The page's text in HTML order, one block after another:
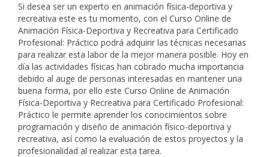
Si desea ser un experto en animación física-deportiva y
recreativa este es tu momento, con el Curso Online de
Animación Física-Deportiva y Recreativa para Certificado
Profesional: Práctico podrá adquirir las técnicas necesarias
para realizar esta labor de la mejor manera posible. Hoy en
día las actividades físicas han cobrado mucha importancia
debido al auge de personas interesadas en mantener una
buena forma, por ello este Curso Online de Animación
Física-Deportiva y Recreativa para Certificado Profesional:
Práctico le permite aprender los conocimientos sobre
programación y diseño de animación físico-deportiva y
recreativa, así como la evaluación de estos proyectos y la
profesionalidad al realizar esta tarea.